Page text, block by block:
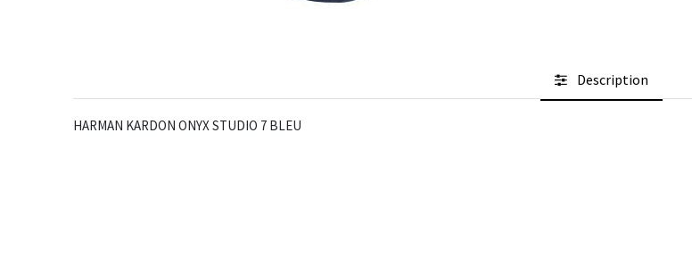
Description
HARMAN KARDON ONYX STUDIO 7 BLEU